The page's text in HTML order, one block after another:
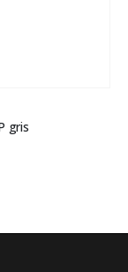
gris